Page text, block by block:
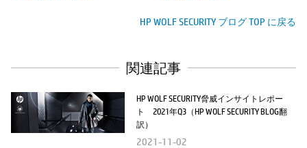
HP WOLF SECURITY ブログ TOP に戻る
関連記事
HP WOLF SECURITY脅威インサイトレポー
ト 2021年Q3（HP WOLF SECURITY BLOG翻
訳）
2021-11-02